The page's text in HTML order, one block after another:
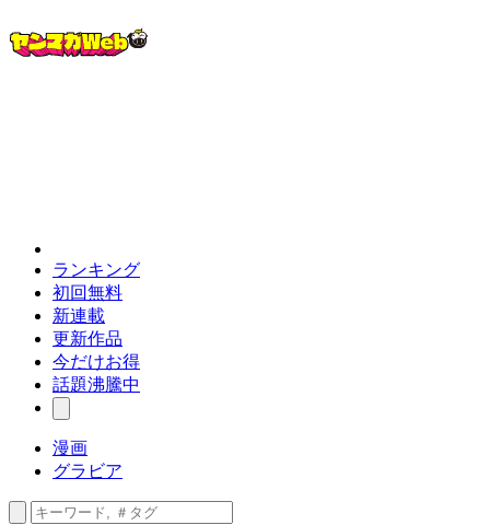
ランキング
初回無料
新連載
更新作品
今だけお得
話題沸騰中
漫画
グラビア